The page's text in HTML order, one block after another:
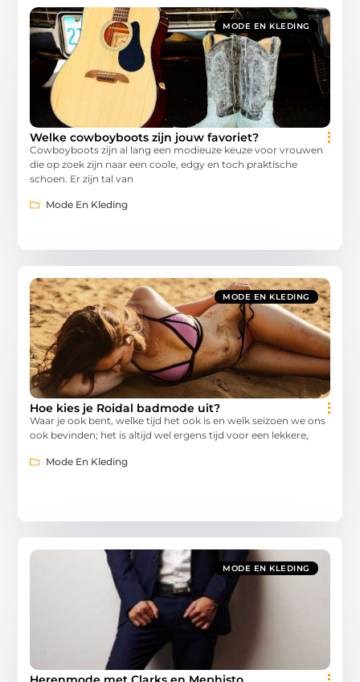
MODE EN KLEDING
Welke cowboyboots zijn jouw favoriet?
Cowboyboots zijn al lang een modieuze keuze voor vrouwen
die op zoek zijn naar een coole, edgy en toch praktische
schoen. Er zijn tal van
Mode En Kleding
MODE EN KLEDING
Hoe kies je Roidal badmode uit?
Waar je ook bent, welke tijd het ook is en welk seizoen we ons
ook bevinden; het is altijd wel ergens tijd voor een lekkere,
Mode En Kleding
MODE EN KLEDING